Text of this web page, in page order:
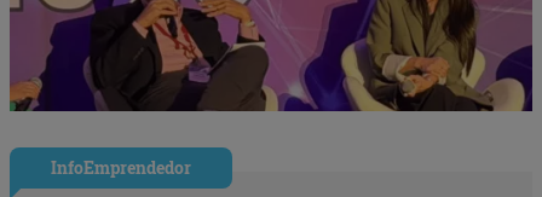
InfoEmprendedor